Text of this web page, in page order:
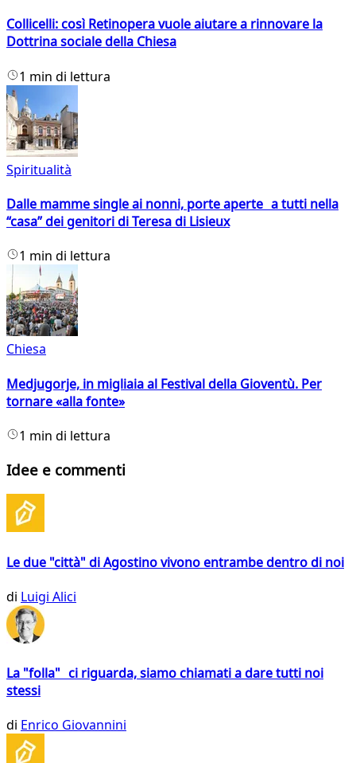
Collicelli: così Retinopera vuole aiutare a rinnovare la
Dottrina sociale della Chiesa
1 min di lettura
Spiritualità
Dalle mamme single ai nonni, porte aperte a tutti nella
“casa” dei genitori di Teresa di Lisieux
1 min di lettura
Chiesa
Medjugorje, in migliaia al Festival della Gioventù. Per
tornare «alla fonte»
1 min di lettura
Idee e commenti
Le due "città" di Agostino vivono entrambe dentro di noi
di Luigi Alici
La "folla" ci riguarda, siamo chiamati a dare tutti noi
stessi
di Enrico Giovannini